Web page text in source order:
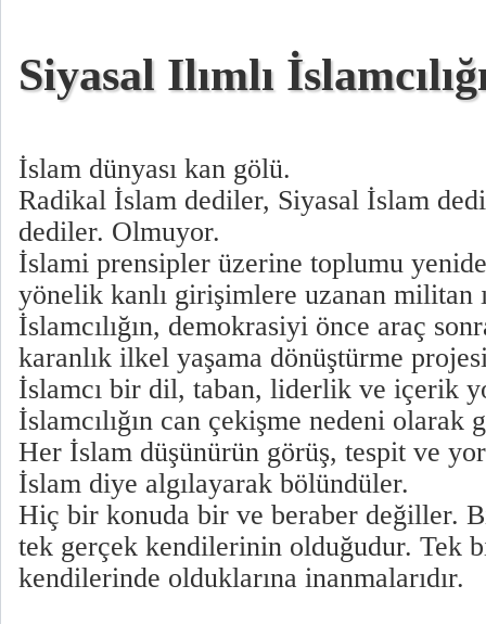
Siyasal Ilımlı
İslam dünyası kan gölü.
Radikal İslam dediler, Siyasal İslam
dediler. Olmuyor.
İslami prensipler üzerine toplumu
yönelik kanlı girişimlere uzanan militan
İslamcılığın, demokrasiyi önce araç
karanlık ilkel yaşama dönüştürme
İslamcı bir dil, taban, liderlik ve içerik
İslamcılığın can çekişme nedeni olarak
Her İslam düşünürün görüş, tespit ve
İslam diye algılayarak bölündüler.
Hiç bir konuda bir ve beraber değiller.
tek gerçek kendilerinin olduğudur. Tek
kendilerinde olduklarına inanmalarıdır.